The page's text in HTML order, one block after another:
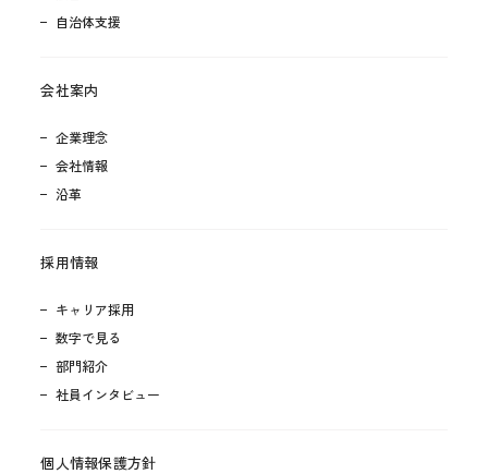
自治体支援
会社案内
企業理念
会社情報
沿革
採用情報
キャリア採用
数字で見る
部門紹介
社員インタビュー
個人情報保護方針